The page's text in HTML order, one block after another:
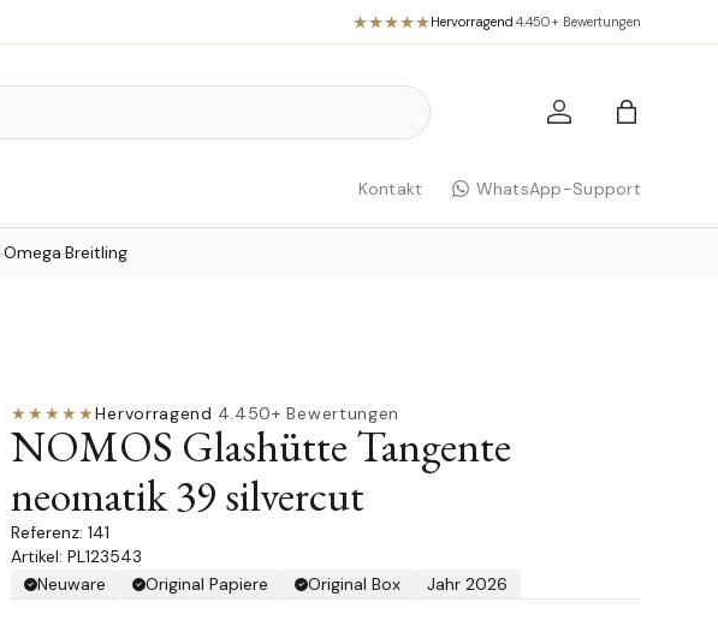
Hervorragend·4.450+ Bewertungen
Einloggen
Kontakt WhatsApp-Support
·Omega·Breitling
★★★★★Hervorragend·4.450+ Bewertungen
NOMOS Glashütte Tangente
neomatik 39 silvercut
141
Artikel: PL123543
Neuware
Original Papiere Original Box Jahr 2026